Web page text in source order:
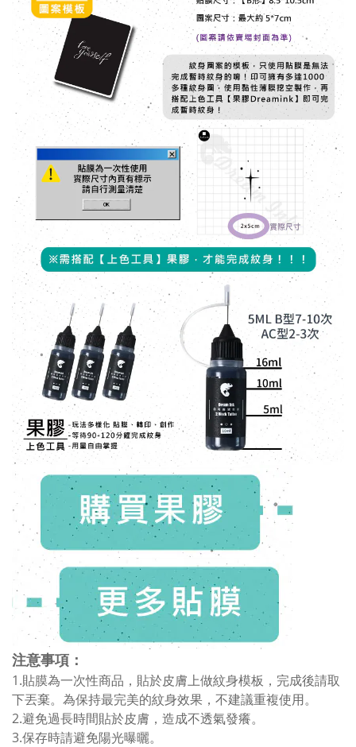
注意事項：
1.貼膜為一次性商品，貼於皮膚上做紋身模板，完成後請取
下丟棄。為保持最完美的紋身效果，不建議重複使用。
2.避免過長時間貼於皮膚，造成不透氣發癢。
3.保存時請避免陽光曝曬。